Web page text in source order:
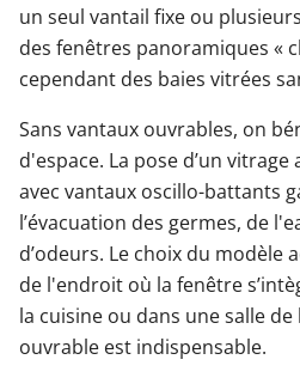
un seul vantail fixe ou
des fenêtres panoramiques «
cependant des baies vitrées
Sans vantaux ouvrables, on
d'espace. La pose d’un
avec vantaux oscillo-battants
l’évacuation des germes, de
d’odeurs. Le choix du
de l'endroit où la fenêtre
la cuisine ou dans une salle
ouvrable est indispensable.